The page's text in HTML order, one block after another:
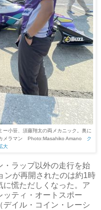
小笹、須藤翔太の両メカニック。奥に
メラマン Photo:Masahiko Amano ク
大
ラップ以外の走行を始
ンが再開されたのは約1時
に慌ただしくなった。ア
ッティ・オートスポー
デイル・コイン・レーシ